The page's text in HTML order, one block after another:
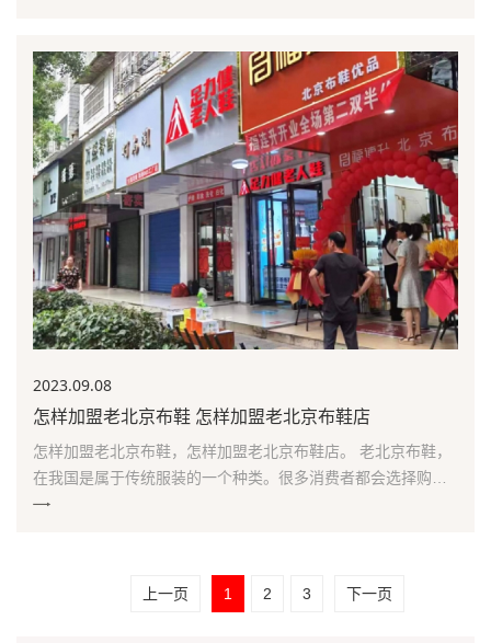
较契合乡镇的人群，因此是“适合乡镇加盟的鞋店...
2023.09.08
怎样加盟老北京布鞋 怎样加盟老北京布鞋店
怎样加盟老北京布鞋，怎样加盟老北京布鞋店。 老北京布鞋，
在我国是属于传统服装的一个种类。很多消费者都会选择购买
一些比较经典的皮质面料和手工制成的布鞋来搭配自己的脚
样加盟老北京布鞋?如何加入老北京布鞋这个项目呢？...
上一页 1 2 3 下一页